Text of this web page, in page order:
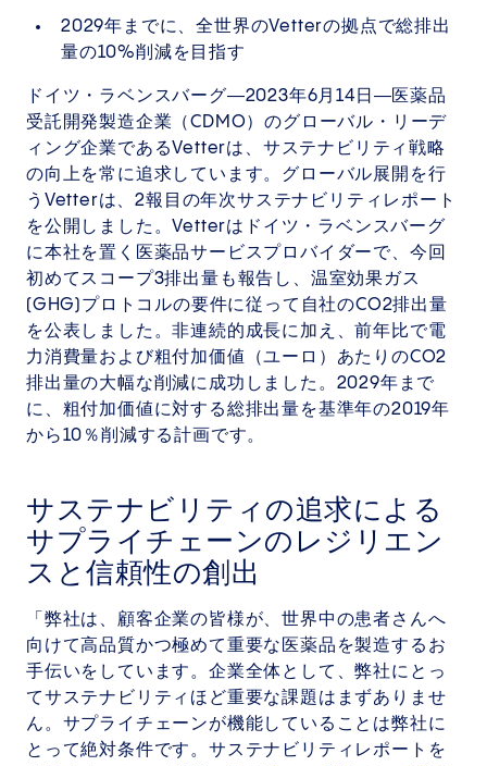
2029年までに、全世界のVetterの拠点で総排出
量の10%削減を目指す
ドイツ・ラベンスバーグ―2023年6月14日―医薬品
受託開発製造企業（CDMO）のグローバル・リーデ
ィング企業であるVetterは、サステナビリティ戦略
の向上を常に追求しています。グローバル展開を行
うVetterは、2報目の年次サステナビリティレポート
を公開しました。Vetterはドイツ・ラベンスバーグ
に本社を置く医薬品サービスプロバイダーで、今回
初めてスコープ3排出量も報告し、温室効果ガス
(GHG)プロトコルの要件に従って自社のCO2排出量
を公表しました。非連続的成長に加え、前年比で電
力消費量および粗付加価値（ユーロ）あたりのCO2
排出量の大幅な削減に成功しました。2029年まで
に、粗付加価値に対する総排出量を基準年の2019年
から10％削減する計画です。
サステナビリティの追求による
サプライチェーンのレジリエン
スと信頼性の創出
「弊社は、顧客企業の皆様が、世界中の患者さんへ
向けて高品質かつ極めて重要な医薬品を製造するお
手伝いをしています。企業全体として、弊社にとっ
てサステナビリティほど重要な課題はまずありませ
ん。サプライチェーンが機能していることは弊社に
とって絶対条件です。サステナビリティレポートを